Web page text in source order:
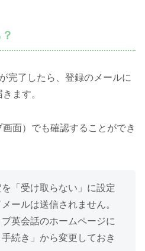
完了したら、登録のメールに
ます。
面）でも確認することができ
「受け取らない」に設定
ールは送信されません。
英会話のホームページに
続き」から変更しておき